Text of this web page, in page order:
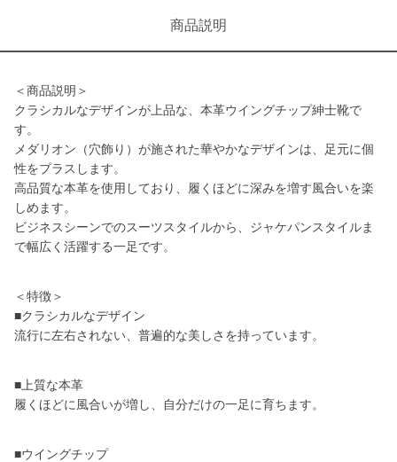
商品説明
＜商品説明＞
クラシカルなデザインが上品な、本革ウイングチップ紳士靴で
す。
メダリオン（穴飾り）が施された華やかなデザインは、足元に個
性をプラスします。
高品質な本革を使用しており、履くほどに深みを増す風合いを楽
しめます。
ビジネスシーンでのスーツスタイルから、ジャケパンスタイルま
で幅広く活躍する一足です。
＜特徴＞
■クラシカルなデザイン
流行に左右されない、普遍的な美しさを持っています。
■上質な本革
履くほどに風合いが増し、自分だけの一足に育ちます。
■ウイングチップ